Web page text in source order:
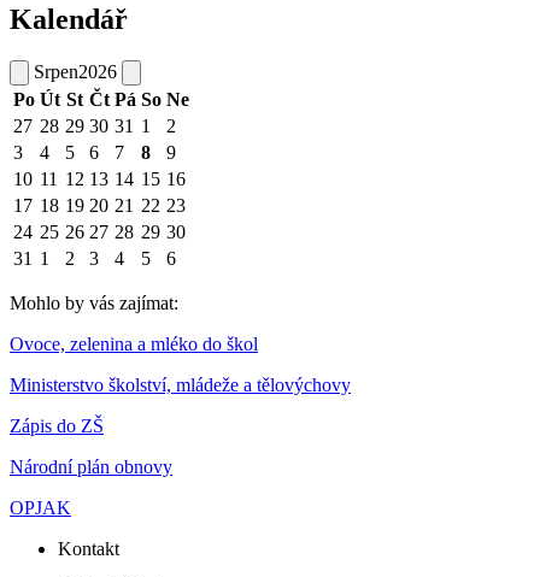
Kalendář
Srpen2026
Po Út St Čt Pá So Ne
27 28 29 30 31 1
2
3
4 5 6 7 8
9
10 11 12 13 14 15 16
17 18 19 20 21 22 23
24 25 26 27 28 29 30
31 1 2 3 4 5 6
Mohlo by vás zajímat:
Ovoce, zelenina a mléko do škol
Ministerstvo školství, mládeže a tělovýchovy
Zápis do ZŠ
Národní plán obnovy
OPJAK
Kontakt